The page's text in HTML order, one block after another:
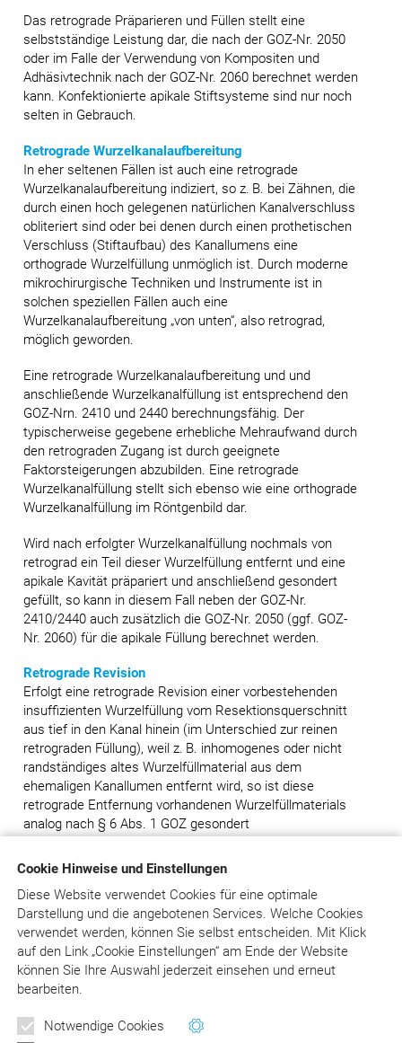
Cookie Hinweise und Einstellungen
Diese Website verwendet Cookies für eine optimale
Darstellung und die angebotenen Services. Welche Cookies
verwendet werden, können Sie selbst entscheiden. Mit Klick
aufden Link „Cookie Einstellungen“ am Ende der Website
können Sie Ihre Auswahl jederzeit einsehen und erneut
bearbeiten.
Notwendige Cookies
Das retrograde Präparieren und Füllen stellt eine
selbstständige Leistung dar, die nach der GOZ-Nr. 2050
oder im Falle der Verwendung von Kompositen und
Adhäsivtechnik nach der GOZ-Nr. 2060 berechnet werden
kann. Konfektionierte apikale Stiftsysteme sind nur noch
selten in Gebrauch.
Retrograde Wurzelkanalaufbereitung
In eher seltenen Fällen ist auch eine retrograde
Wurzelkanalaufbereitung indiziert, so z. B. bei Zähnen, die
durch einen hoch gelegenen natürlichen Kanalverschluss
obliteriert sind oder bei denen durch einen prothetischen
Verschluss (Stiftaufbau) des Kanallumens eine
orthograde Wurzelfüllung unmöglich ist. Durch moderne
mikrochirurgische Techniken und Instrumente ist in
solchen speziellen Fällen auch eine
Wurzelkanalaufbereitung „von unten“, also retrograd,
möglich geworden.
Eine retrograde Wurzelkanalaufbereitung und und
anschließende Wurzelkanalfüllung ist entsprechend den
GOZ-Nrn. 2410 und 2440 berechnungsfähig. Der
typischerweise gegebene erhebliche Mehraufwand durch
den retrograden Zugang ist durch geeignete
Faktorsteigerungen abzubilden. Eine retrograde
Wurzelkanalfüllung stellt sich ebenso wie eine orthograde
Wurzelkanalfüllung im Röntgenbild dar.
Wird nach erfolgter Wurzelkanalfüllung nochmals von
retrograd ein Teil dieser Wurzelfüllung entfernt und eine
apikale Kavität präpariert und anschließend gesondert
gefüllt, so kann in diesem Fall neben der GOZ-Nr.
2410/2440 auch zusätzlich die GOZ-Nr. 2050 (ggf. GOZ-
Nr. 2060) für die apikale Füllung berechnet werden.
Retrograde Revision
Erfolgt eine retrograde Revision einer vorbestehenden
insuffizienten Wurzelfüllung vom Resektionsquerschnitt
aus tief in den Kanal hinein (im Unterschied zur reinen
retrograden Füllung), weil z. B. inhomogenes oder nicht
randständiges altes Wurzelfüllmaterial aus dem
ehemaligen Kanallumen entfernt wird, so ist diese
retrograde Entfernung vorhandenen Wurzelfüllmaterials
analog nach § 6 Abs. 1 GOZ gesondert
definitiven Wurzelkanalfüllmaterials auch von retrograd
aus eine selbstständige zahnärztliche Leistung darstellt,
die in der GOZ nicht beschrieben ist. Erst nach
Entfernung des alten Wurzelkanalfüllmaterials kann in
solchen Fällen eine retrograde Kanalaufbereitung und
Kanalfüllung nach den GOZ-Nrn. 2410 und 2440 erfolgen.
aus: Liebold/Raff/Wissing: DER Kommentar zu BEMA
Newsletter